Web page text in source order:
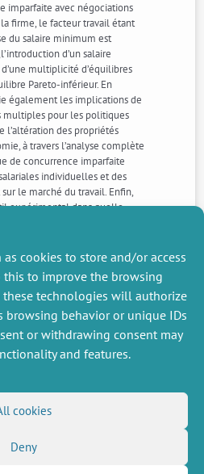
cookies to store and/or access
this to improve the browsing
these technologies will authorize
browsing behavior or unique IDs
or withdrawing consent may
and features.
cookies
Deny
imparfaite avec négociations
firme, le facteur travail étant
du salaire minimum est
d’un salaire
multiplicité d’équilibres
Pareto-inférieur. En
également les implications de
multiples pour les politiques
l’altération des propriétés
à travers l’analyse complète
de concurrence imparfaite
individuelles et des
le marché du travail. Enfin,
expérimental dans quelle
économie possédant deux
PREVIOUS
FOLLOW US